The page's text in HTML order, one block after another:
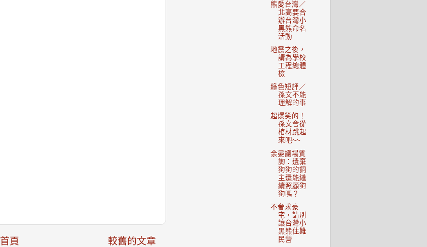
較舊的文章
首頁
熊愛台灣／
北高要合
辦台灣小
黑熊命名
活動
地震之後，
請為學校
工程總體
檢
綠色短評／
孫文不能
理解的事
超爆笑的！
孫文會從
棺材跳起
來吧~~
余晏議場質
詢：遺棄
狗狗的飼
主還能繼
續照顧狗
狗嗎？
不奢求豪
宅，請別
讓台灣小
黑熊住難
民營